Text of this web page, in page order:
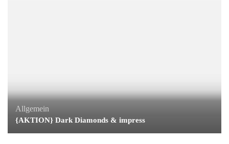
Allgemein
{AKTION} Dark Diamonds & impress